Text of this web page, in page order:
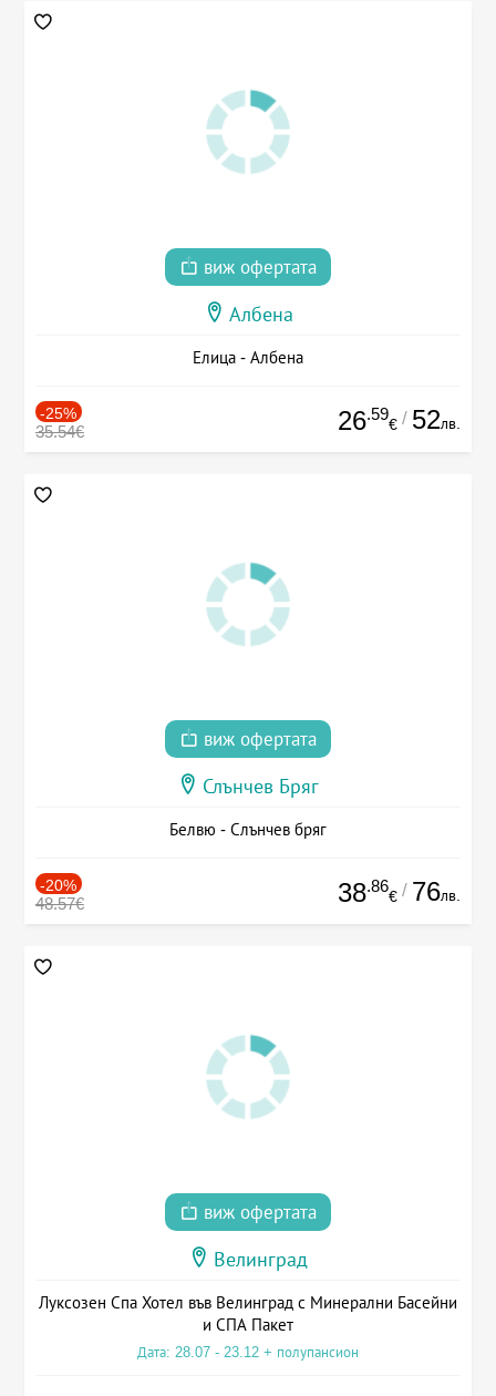
виж офертата
Албена
Елица - Албена
-25%
35.54€ 26.59
€ / 52лв.
виж офертата
Слънчев Бряг
Белвю - Слънчев бряг
-20%
48.57€ 38.86
€ / 76лв.
виж офертата
Велинград
Луксозен Спа Хотел във Велинград с Минерални Басейни
и СПА Пакет
Дата: 28.07 - 23.12 + полупансион